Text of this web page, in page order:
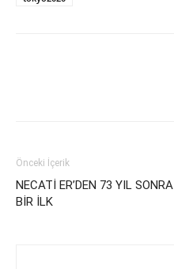
Önceki İçerik
NECATİ ER’DEN 73 YIL SONRA
BİR İLK